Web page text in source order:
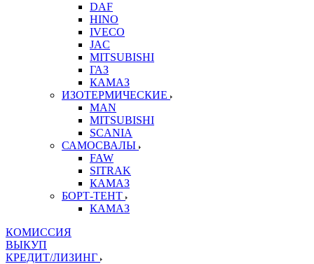
DAF
HINO
IVECO
JAC
MITSUBISHI
ГАЗ
КАМАЗ
ИЗОТЕРМИЧЕСКИЕ
MAN
MITSUBISHI
SCANIA
САМОСВАЛЫ
FAW
SITRAK
КАМАЗ
БОРТ-ТЕНТ
КАМАЗ
КОМИССИЯ
ВЫКУП
КРЕДИТ/ЛИЗИНГ